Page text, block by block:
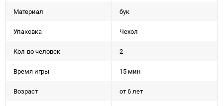
Материал бук
Упаковка Чехол
Кол-во человек 2
Время игры 15 мин
Возраст от 6 лет